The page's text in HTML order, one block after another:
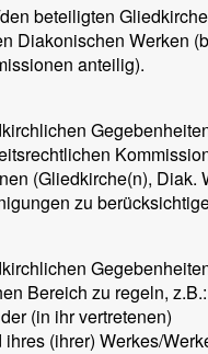
beteiligten
Diakonischen Werken
anteilig).
(Gliedkirche(n), Diak.
zu
Bereich zu regeln,
(in ihr vertretenen)
(ihrer) Werkes/